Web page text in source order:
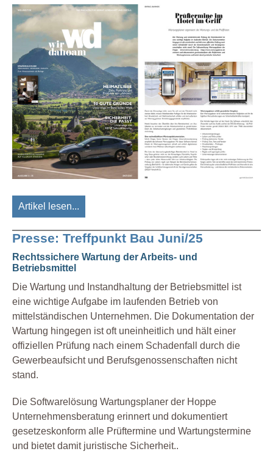
Artikel lesen...
Presse: Treffpunkt Bau Juni/25
Rechtssichere Wartung der Arbeits- und
Betriebsmittel
Die Wartung und Instandhaltung der Betriebsmittel ist
eine wichtige Aufgabe im laufenden Betrieb von
mittelständischen Unternehmen. Die Dokumentation der
Wartung hingegen ist oft uneinheitlich und hält einer
offiziellen Prüfung nach einem Schadenfall durch die
Gewerbeaufsicht und Berufsgenossenschaften nicht
stand.
Die Softwarelösung Wartungsplaner der Hoppe
Unternehmensberatung erinnert und dokumentiert
gesetzeskonform alle Prüftermine und Wartungstermine
und bietet damit juristische Sicherheit..